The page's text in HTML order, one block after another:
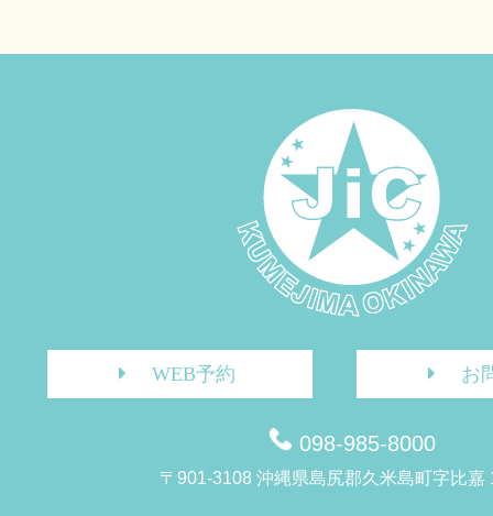
WEB予約 お
098-985-8000
〒901-3108 沖縄県島尻郡久米島町字比嘉